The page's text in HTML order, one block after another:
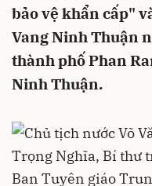
bảo vệ khẩn cấp"
Vang Ninh Thuận
thành phố Phan
Ninh Thuận.